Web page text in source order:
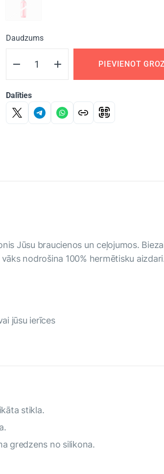
Daudzums
PIEVIENOT
Dalīties
Jūsu braucienos un ceļojumos.
nodrošina 100% hermētisku
jūsu ierīces
stikla.
gredzens no silikona.